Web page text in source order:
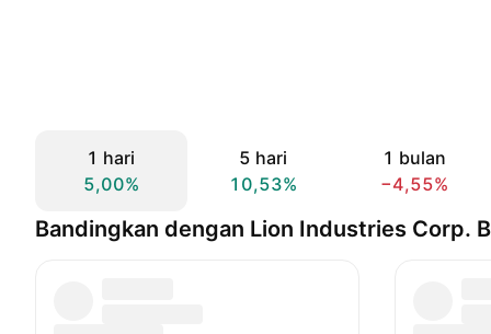
1 hari
5,00%
5 hari
10,53%
1 bulan
−4,55%
Bandingkan dengan Lion Industries Corp.